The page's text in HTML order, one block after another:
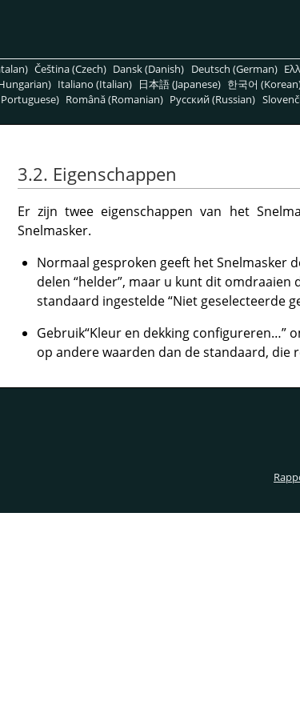
Čeština (Czech) Dansk (Danish) Deutsch (German)
Italiano (Italian) 日本語 (Japanese) 한국어
Română (Romanian) Pусский (Russian)
3.2. Eigenschappen
Er zijn twee eigenschappen van het
Snelmasker.
Normaal gesproken geeft het Snelmasker
delen “helder”, maar u kunt dit omdraaien
standaard ingestelde“Niet geselecteerde
Gebruik“Kleur en dekking configureren…”
op andere waarden dan de standaard, die